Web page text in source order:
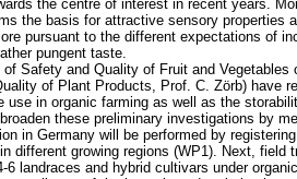
the centre of interest in recent years.
the basis for attractive sensory properties
pursuant to the different expectations of
pungent taste.
of Safety and Quality of Fruit and
of Plant Products, Prof. C. Zörb) have
use in organic farming as well as the
these preliminary investigations by
in Germany will be performed by
different growing regions (WP1). Next,
6 landraces and hybrid cultivars under